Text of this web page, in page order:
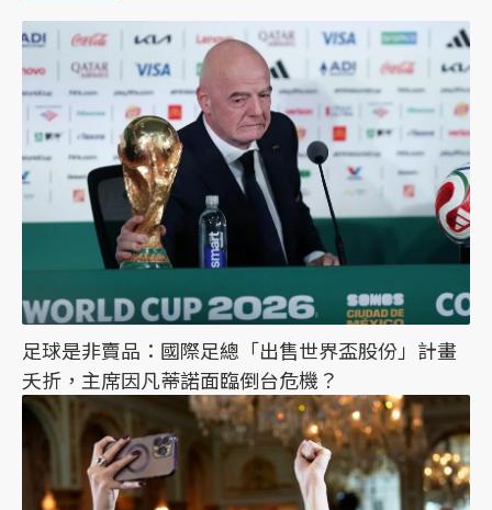
足球是非賣品：國際足總「出售世界盃股份」計畫
夭折，主席因凡蒂諾面臨倒台危機？